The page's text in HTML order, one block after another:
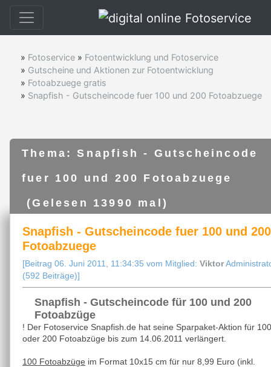
» Fotoservice » Fotoentwicklung und Fotoservice
» Gutscheine und Aktionen zur Fotoentwicklung
» Fotoabzuege gratis
» Snapfish - Gutscheincode fuer 100 und 200 Fotoabzuege
Thema: Snapfish - Gutscheincode
fuer 100 und 200 Fotoabzuege
(Gelesen 13990 mal)
Snapfish - Gutscheincode fuer 100 und 200
Fotoabzuege
[Beitrag 06. Juni 2011, 11:34:35 vom Mitglied: Viktor
(592 Beiträge)]
Snapfish - Gutscheincode für 100 und 200
Fotoabzüge
! Der Fotoservice Snapfish.de hat seine Sparpaket-Aktion für 100
oder 200 Fotoabzüge bis zum 14.06.2011 verlängert.
100 Fotoabzüge im Format 10x15 cm für nur 8,99 Euro (inkl.